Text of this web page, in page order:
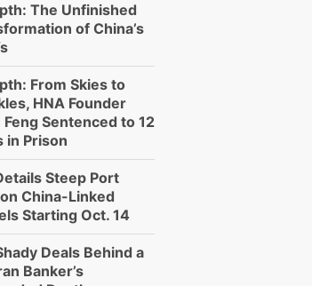
The Unfinished
of China’s
From Skies to
HNA Founder
Feng Sentenced to 12
in Prison
Steep Port
China-Linked
Starting Oct. 14
Deals Behind a
Banker’s